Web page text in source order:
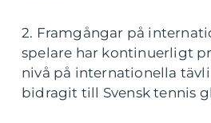
2. Framgångar på
spelare har kontinuerligt
nivå på internationella
bidragit till Svensk tennis